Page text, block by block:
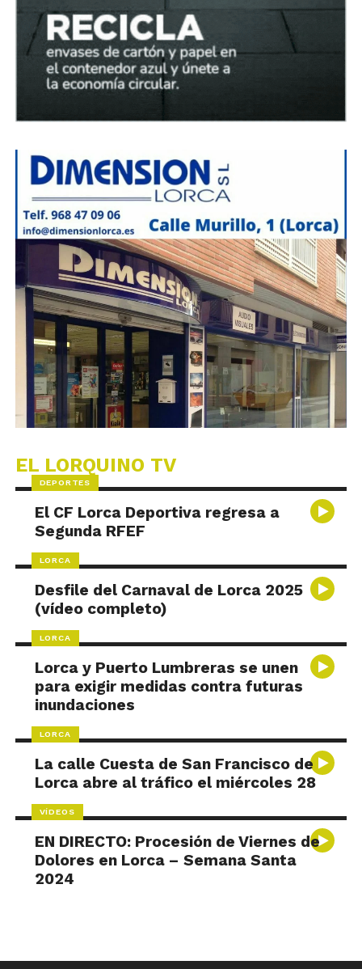
EL LORQUINO TV
DEPORTES
El CF Lorca Deportiva regresa a
Segunda RFEF
LORCA
Desfile del Carnaval de Lorca 2025
(vídeo completo)
LORCA
Lorca y Puerto Lumbreras se unen
para exigir medidas contra futuras
inundaciones
LORCA
La calle Cuesta de San Francisco de
Lorca abre al tráfico el miércoles 28
VÍDEOS
EN DIRECTO: Procesión de Viernes de
Dolores en Lorca – Semana Santa
2024